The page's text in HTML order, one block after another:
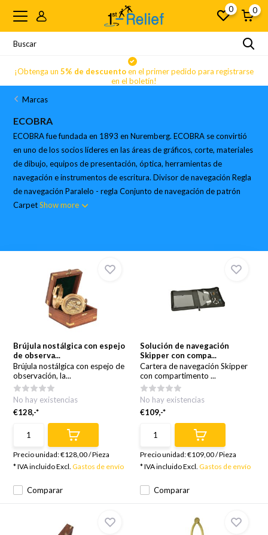
0 0
¡Obtenga un 5% de descuentoen el primer pedido para registrarse
en el boletín!
Marcas
ECOBRA
ECOBRA fue fundada en 1893 en Nuremberg. ECOBRA se convirtió
en uno de los socios líderes en las áreas de gráficos, corte, materiales
de dibujo, equipos de presentación, óptica, herramientas de
navegación e instrumentos de escritura. Divisor de navegación Regla
de navegación Paralelo - regla Conjunto de navegación de patrón
CarpetShow more
Brújula nostálgica con espejo
de observa...
Brújula nostálgica con espejo de
observación, la...
Comparar
No hay existencias
€128,-*
Precio unidad:€128,00/Pieza
* IVA incluido Excl.Gastos de envío
Solución de navegación
Skipper con compa...
Cartera de navegación Skipper
con compartimento ...
Comparar
No hay existencias
€109,-*
Precio unidad:€109,00/Pieza
* IVA incluido Excl. Gastos de envío